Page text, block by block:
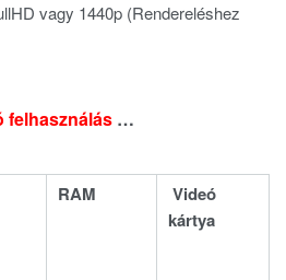
vagy 1440p (Rendereléshez
Rendszerkonfiguráció felhasználás alapján
RAM
Videó
kártya